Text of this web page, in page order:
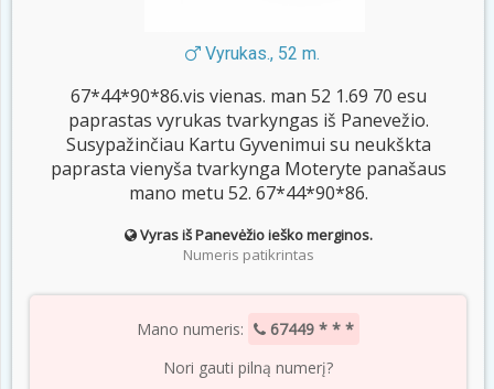
Vyrukas., 52 m.
67*44*90*86.vis vienas. man 52 1.69 70 esu
paprastas vyrukas tvarkyngas iš Panevežio.
Susypažinčiau Kartu Gyvenimui su neukškta
paprasta vienyša tvarkynga Moteryte panašaus
mano metu 52. 67*44*90*86.
Vyras iš Panevėžio ieško merginos.
Numeris patikrintas
Mano numeris:
67449 * * *
Nori gauti pilną numerį?